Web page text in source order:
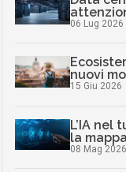
06 Lug 2026
nuovi
15 Giu 2026
L’IA nel
la
08 Mag 2026